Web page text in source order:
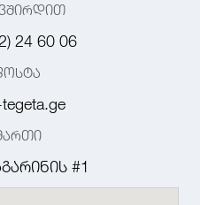
24 60 06
#1